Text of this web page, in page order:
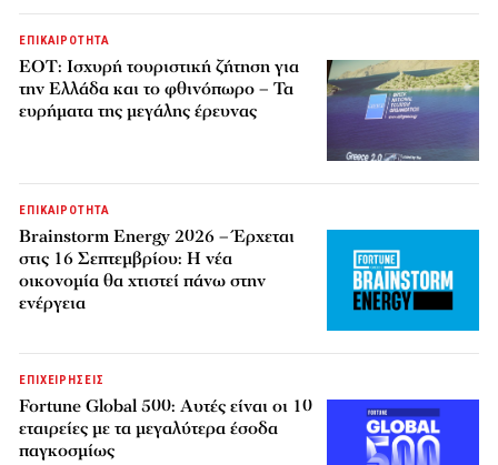
ΕΠΙΚΑΙΡΟΤΗΤΑ
ΕΟΤ: Ισχυρή τουριστική ζήτηση για
την Ελλάδα και το φθινόπωρο – Τα
ευρήματα της μεγάλης έρευνας
ΕΠΙΚΑΙΡΟΤΗΤΑ
Brainstorm Energy 2026 – Έρχεται
στις 16 Σεπτεμβρίου: Η νέα
οικονομία θα χτιστεί πάνω στην
ενέργεια
ΕΠΙΧΕΙΡΗΣΕΙΣ
Fortune Global 500: Αυτές είναι οι 10
εταιρείες με τα μεγαλύτερα έσοδα
παγκοσμίως